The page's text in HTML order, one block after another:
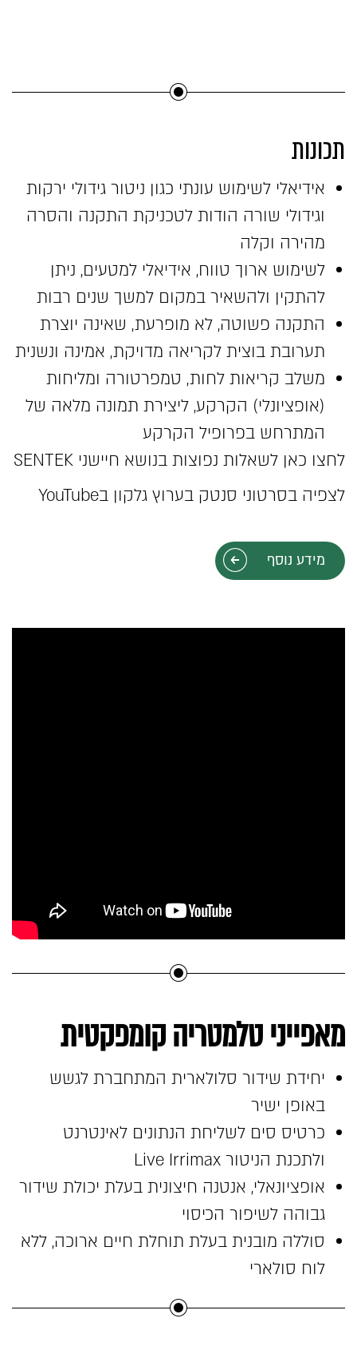
תכונות
אידיאלי לשימוש עונתי כגון ניטור גידולי ירקות
וגידולי שורה הודות לטכניקת התקנה והסרה
מהירה וקלה
לשימוש ארוך טווח, אידיאלי למטעים, ניתן
להתקין ולהשאיר במקום למשך שנים רבות
התקנה פשוטה, לא מופרעת, שאינה יוצרת
תערובת בוצית לקריאה מדויקת, אמינה ונשנית
משלב קריאות לחות, טמפרטורה ומליחות
(אופציונלי) הקרקע, ליצירת תמונה מלאה של
המתרחש בפרופיל הקרקע
לחצו כאן לשאלות נפוצות בנושא חיישני SENTEK
לצפיה בסרטוני סנטק בערוץ גלקון בYouTube
מידע נוסף
מאפייני טלמטריה קומפקטית
יחידת שידור סלולארית המתחברת לגשש
באופן ישיר
כרטיס סים לשליחת הנתונים לאינטרנט
ולתכנת הניטור Live Irrimax
אופציונאלי, אנטנה חיצונית בעלת יכולת שידור
גבוהה לשיפור הכיסוי
סוללה מובנית בעלת תוחלת חיים ארוכה, ללא
לוח סולארי